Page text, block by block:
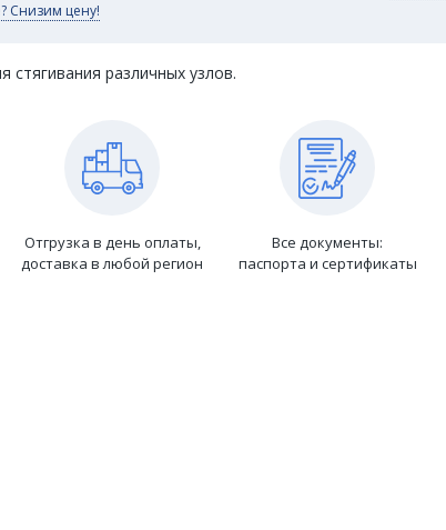
Снизим цену!
стягивания различных узлов.
Отгрузка в день оплаты,
доставка в любой регион
Все документы:
паспорта и сертификаты